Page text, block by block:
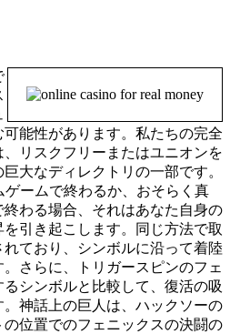
能性があります。私たちの完全
リスクフリーまたはユニオンを
大なディレクトリの一部です。
ゲームで終わるか、おそらく真
わる場合、それはあなた自身の
引き起こします。同じ方法で取
ており、シンボルに沿って着陸
さらに、トリガースピンのフェ
シンボルと比較して、復活の吸
神話上の巨人は、ハックソーの
位置でのフェニックスの決闘の